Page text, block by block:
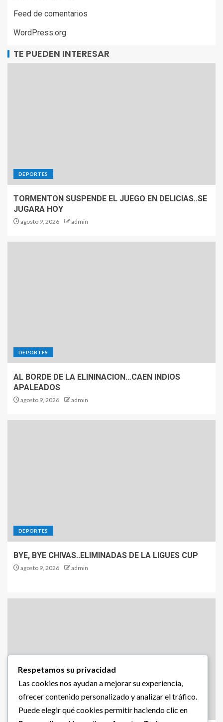
Feed de comentarios
WordPress.org
TE PUEDEN INTERESAR
DEPORTES
TORMENTON SUSPENDE EL JUEGO EN DELICIAS..SE
JUGARA HOY
agosto 9, 2026 admin
DEPORTES
AL BORDE DE LA ELININACION…CAEN INDIOS
APALEADOS
agosto 9, 2026 admin
DEPORTES
BYE, BYE CHIVAS..ELIMINADAS DE LA LIGUES CUP
agosto 9, 2026 admin
DEPORTES
Respetamos su privacidad
Las cookies nos ayudan a mejorar su experiencia,
ofrecer contenido personalizado y analizar el tráfico.
Puede elegir qué cookies permitir haciendo clic en